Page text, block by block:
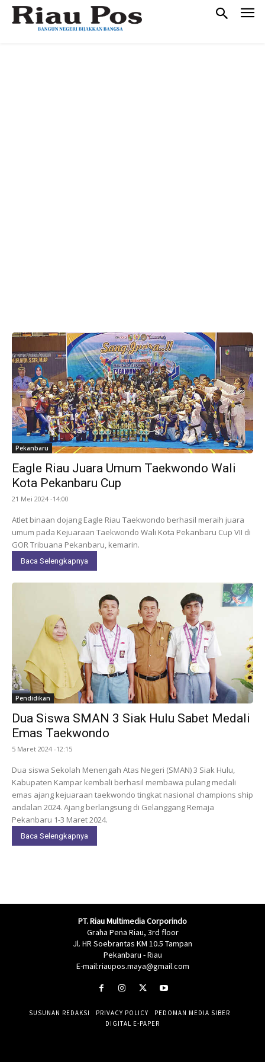
Pekanbaru
Eagle Riau Juara Umum Taekwondo Wali
Kota Pekanbaru Cup
21 Mei 2024 -14:00
Atlet binaan dojang Eagle Riau Taekwondo berhasil meraih juara
umum pada Kejuaraan Taekwondo Wali Kota Pekanbaru Cup VII di
GOR Tribuana Pekanbaru, kemarin.
Baca Selengkapnya
Pendidikan
Dua Siswa SMAN 3 Siak Hulu Sabet Medali
Emas Taekwondo
5 Maret 2024 -12:15
Dua siswa Sekolah Menengah Atas Negeri (SMAN) 3 Siak Hulu,
Kabupaten Kampar kembali berhasil membawa pulang medali
emas ajang kejuaraan taekwondo tingkat nasional champions ship
andalan 2024. Ajang berlangsung di Gelanggang Remaja
Pekanbaru 1-3 Maret 2024.
Baca Selengkapnya
PT. Riau Multimedia Corporindo
Graha Pena Riau, 3rd floor
Jl. HR Soebrantas KM 10.5 Tampan
Pekanbaru - Riau
E-mail:riaupos.maya@gmail.com
SUSUNAN REDAKSI PRIVACY POLICY
PEDOMAN MEDIA SIBER
DIGITAL E-PAPER